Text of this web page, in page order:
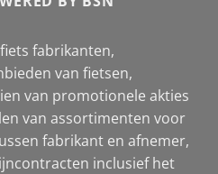
fabrikanten,
van fietsen,
van promotionele akties
van assortimenten voor
fabrikant en afnemer,
inclusief het